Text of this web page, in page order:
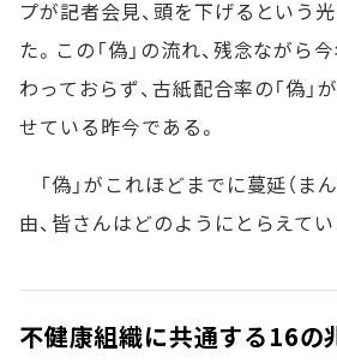
プが記者会見、頭を下げるという
た。この「偽」の流れ、残念ながら
わっておらず、古紙配合率の「偽」
せている昨今である。
「偽」がこれほどまでに蔓延（ま
由、皆さんはどのようにとらえて
不健康組織に共通する16の